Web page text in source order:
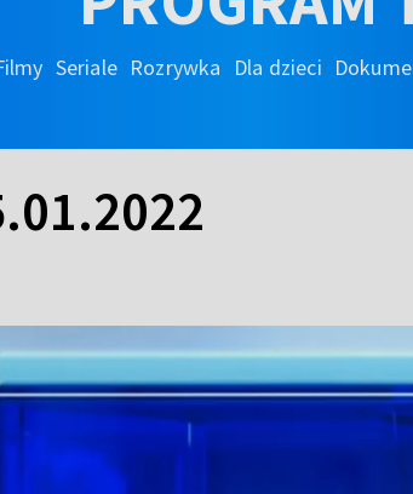
Seriale Rozrywka Dla dzieci